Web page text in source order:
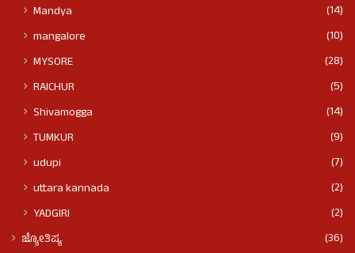
Mandya
(14)
mangalore
(10)
MYSORE
(28)
RAICHUR
(5)
Shivamogga
(14)
TUMKUR
(9)
udupi
(7)
uttara kannada
(2)
YADGIRI
(2)
ಜ್ಯೋತಿಷ್ಯ
(36)